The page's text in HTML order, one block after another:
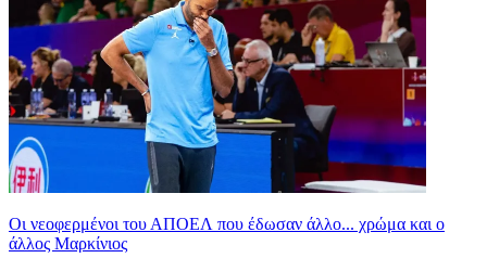
Οι νεοφερμένοι του ΑΠΟΕΛ που έδωσαν άλλο... χρώμα και ο
άλλος Μαρκίνιος